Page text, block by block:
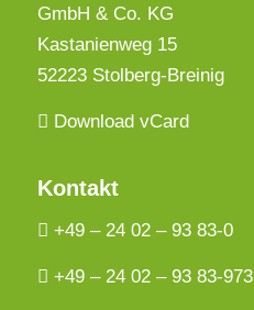
GmbH & Co. KG
Kastanienweg 15
52223 Stolberg-Breinig
Download vCard
Kontakt
+49 – 24 02 – 93 83-0
+49 – 24 02 – 93 83-973